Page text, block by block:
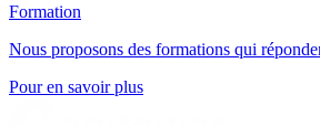
Formation
Nous proposons des formations qui
Pour en savoir plus